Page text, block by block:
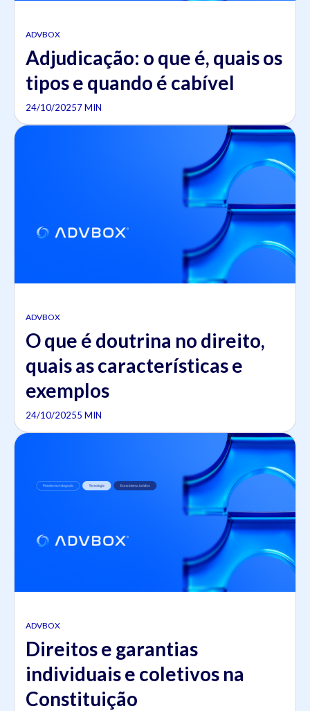
ADVBOX
Adjudicação: o que é, quais os
tipos e quando é cabível
24/10/20257 MIN
ADVBOX
O que é doutrina no direito,
quais as características e
exemplos
24/10/20255 MIN
ADVBOX
Direitos e garantias
individuais e coletivos na
Constituição